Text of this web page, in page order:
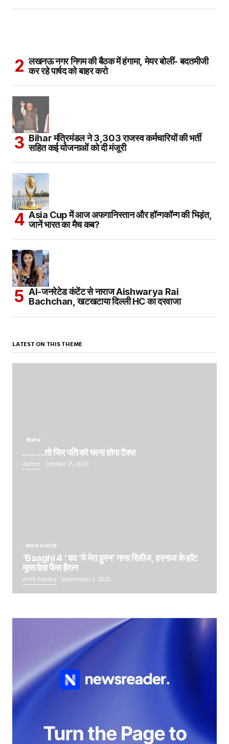
लखनऊ नगर निगम की बैठक में हंगामा, मेयर बोलीं- बदतमीजी
कर रहे पार्षद को बाहर करो
Bihar मंत्रिमंडल ने 3,303 राजस्व कर्मचारियों की भर्ती
सहित कई योजनाओं को दी मंजूरी
Asia Cup में आज अफगानिस्तान और हॉन्गकॉन्ग की भिड़ंत,
जानें भारत का मैच कब?
AI-जनरेटेड कंटेंट से नाराज Aishwarya Rai
Bachchan, खटखटाया दिल्ली HC का दरवाजा
LATEST ON THIS THEME
बिज़नेस
……..तो फिर पति को भरना होगा टैक्स
Admin October 21, 2020
MAIN SLIDER
‘Baaghi 4 ‘ का ‘ये मेरा हुस्न’ गाना रिलीज, हरनाज के हॉट
मूव्स देख फैंस हैरान
Amit Pandey September 2, 2025